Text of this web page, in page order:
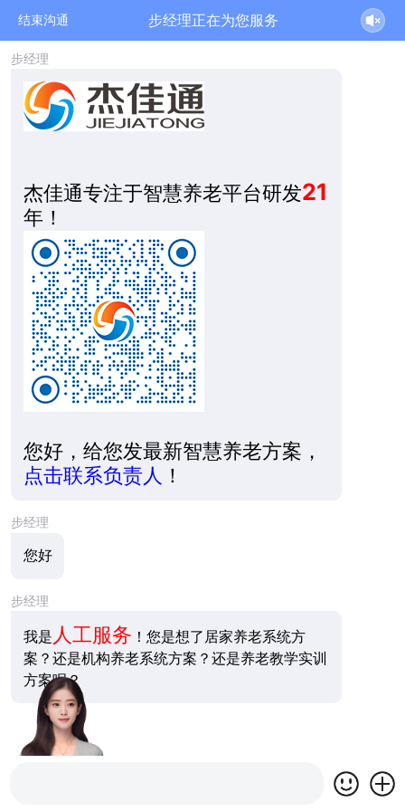
结束沟通 步经理正在为您服务
2026-08-07 05:54:18 开始沟通
步经理
杰佳通专注于智慧养老平台研发21
年！
您好，给您发最新智慧养老方案，
点击联系负责人 ！
步经理
您好
步经理
我是 人工服务 ！您是想了居家养老系统方
案？还是机构养老系统方案？还是养老教学实训
方案呢？